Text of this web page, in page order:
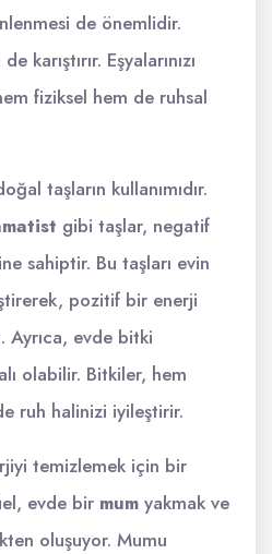
de önemlidir.
karıştırır. Eşyalarınızı
fiziksel hem de ruhsal
taşların kullanımıdır.
gibi taşlar, negatif
sahiptir. Bu taşları evin
pozitif bir enerji
Ayrıca, evde bitki
olabilir. Bitkiler, hem
ruh halinizi iyileştirir.
temizlemek için bir
evde bir mum yakmak ve
oluşuyor. Mumu